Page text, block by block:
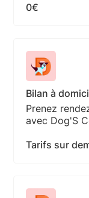
0€
Bilan à
Prenez
avec Dog'S
Tarifs sur